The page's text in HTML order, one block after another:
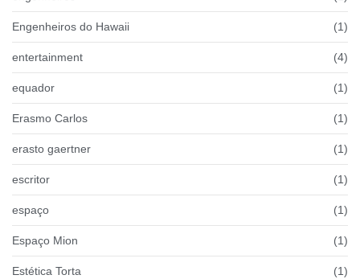
Engenheiros do Hawaii (1)
entertainment (4)
equador (1)
Erasmo Carlos (1)
erasto gaertner (1)
escritor (1)
espaço (1)
Espaço Mion (1)
Estética Torta (1)